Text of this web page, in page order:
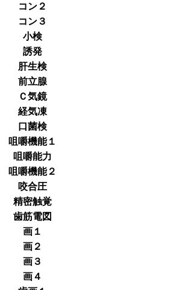
コン２
コン３
小検
誘発
肝生検
前立腺
Ｃ気鏡
経気凍
口菌検
咀嚼機能１
咀嚼能力
咀嚼機能２
咬合圧
精密触覚
歯筋電図
画１
画２
画３
画４